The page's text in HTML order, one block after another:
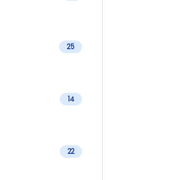
25
14
22